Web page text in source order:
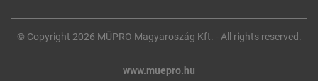
© Copyright 2026 MÜPRO Magyaroszág Kft. - All rights reserved.
www.muepro.hu